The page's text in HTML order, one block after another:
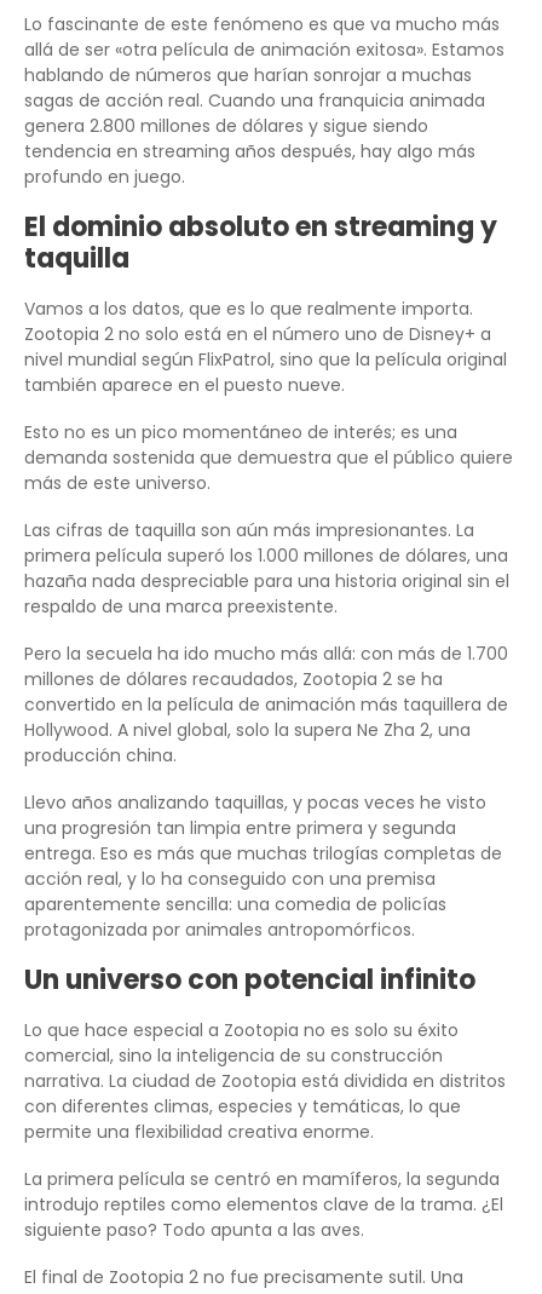
Lo fascinante de este fenómeno es que va mucho más
allá de ser «otra película de animación exitosa». Estamos
hablando de números que harían sonrojar a muchas
sagas de acción real. Cuando una franquicia animada
genera 2.800 millones de dólares y sigue siendo
tendencia en streaming años después, hay algo más
profundo en juego.
El dominio absoluto en streaming y
taquilla
Vamos a los datos, que es lo que realmente importa.
Zootopia 2 no solo está en el número uno de Disney+ a
nivel mundial según FlixPatrol, sino que la película original
también aparece en el puesto nueve.
Esto no es un pico momentáneo de interés; es una
demanda sostenida que demuestra que el público quiere
más de este universo.
Las cifras de taquilla son aún más impresionantes. La
primera película superó los 1.000 millones de dólares, una
hazaña nada despreciable para una historia original sin el
respaldo de una marca preexistente.
Pero la secuela ha ido mucho más allá: con más de 1.700
millones de dólares recaudados, Zootopia 2 se ha
convertido en la película de animación más taquillera de
Hollywood. A nivel global, solo la supera Ne Zha 2, una
producción china.
Llevo años analizando taquillas, y pocas veces he visto
una progresión tan limpia entre primera y segunda
entrega. Eso es más que muchas trilogías completas de
acción real, y lo ha conseguido con una premisa
aparentemente sencilla: una comedia de policías
protagonizada por animales antropomórficos.
Un universo con potencial infinito
Lo que hace especial a Zootopia no es solo su éxito
comercial, sino la inteligencia de su construcción
narrativa. La ciudad de Zootopia está dividida en distritos
con diferentes climas, especies y temáticas, lo que
permite una flexibilidad creativa enorme.
La primera película se centró en mamíferos, la segunda
introdujo reptiles como elementos clave de la trama. ¿El
siguiente paso? Todo apunta a las aves.
El final de Zootopia 2 no fue precisamente sutil. Una